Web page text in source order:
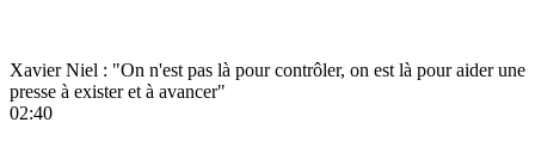
Xavier Niel : "On n'est pas là pour contrôler, on est là pour aider une
presse à exister et à avancer"
02:40